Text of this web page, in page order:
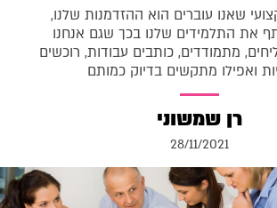
שאנו עוברים הוא ההזדמנות שלנו,
את התלמידים שלנו בכך שגם אנחנו
מתמודדים, כותבים עבודות, רוכשים
ואפילו מתקשים בדיוק כמותם
רן שמשוני
28/11/2021